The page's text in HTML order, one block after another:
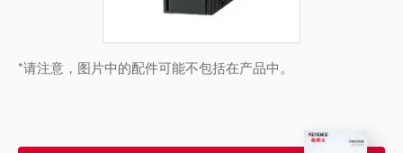
*请注意，图片中的配件可能不包括在产品中。